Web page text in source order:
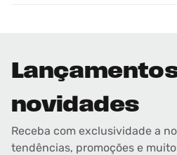
novidades
Receba com exclusividade a
tendências, promoções e